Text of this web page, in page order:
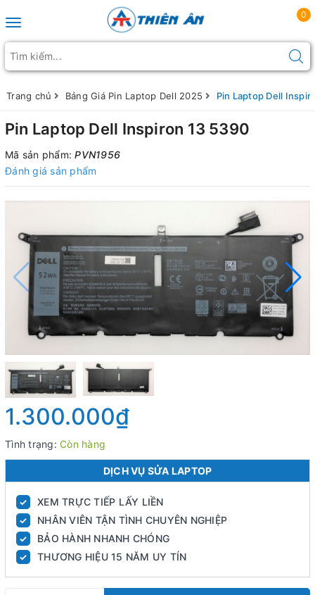
Toggle navigation
0
Trang chủ Bảng Giá Pin Laptop Dell 2025 Pin Laptop Dell
Pin Laptop Dell Inspiron 13 5390
Mã sản phẩm:PVN1956
Đánh giá sản phẩm
1.300.000₫
Tình trạng: Còn hàng
DỊCH VỤ SỬA LAPTOP
✓ XEM TRỰC TIẾP LẤY LIỀN
✓ NHÂN VIÊN TẬN TÌNH CHUYÊN NGHIỆP
✓ BẢO HÀNH NHANH CHÓNG
✓ THƯƠNG HIỆU 15 NĂM UY TÍN